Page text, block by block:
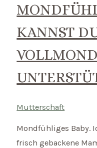
KANNST
VOLLMOND
Mutterschaft
Mondfühliges Baby.
frisch gebackene